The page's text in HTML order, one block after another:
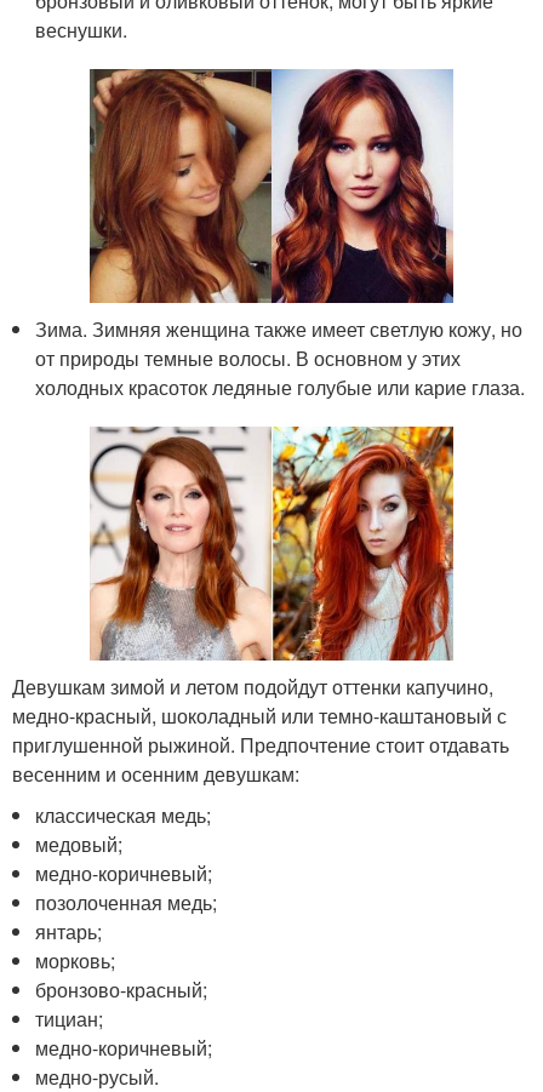
веснушки.
Зима. Зимняя женщина также имеет светлую кожу, но
от природы темные волосы. В основном у этих
холодных красоток ледяные голубые или карие глаза.
Девушкам зимой и летом подойдут оттенки капучино,
медно-красный, шоколадный или темно-каштановый с
приглушенной рыжиной. Предпочтение стоит отдавать
весенним и осенним девушкам:
классическая медь;
медовый;
медно-коричневый;
позолоченная медь;
янтарь;
морковь;
бронзово-красный;
тициан;
медно-коричневый;
медно-русый.